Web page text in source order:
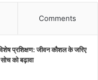
Comments
प्रशिक्षण: जीवन कौशल के जरिए
को बढ़ावा